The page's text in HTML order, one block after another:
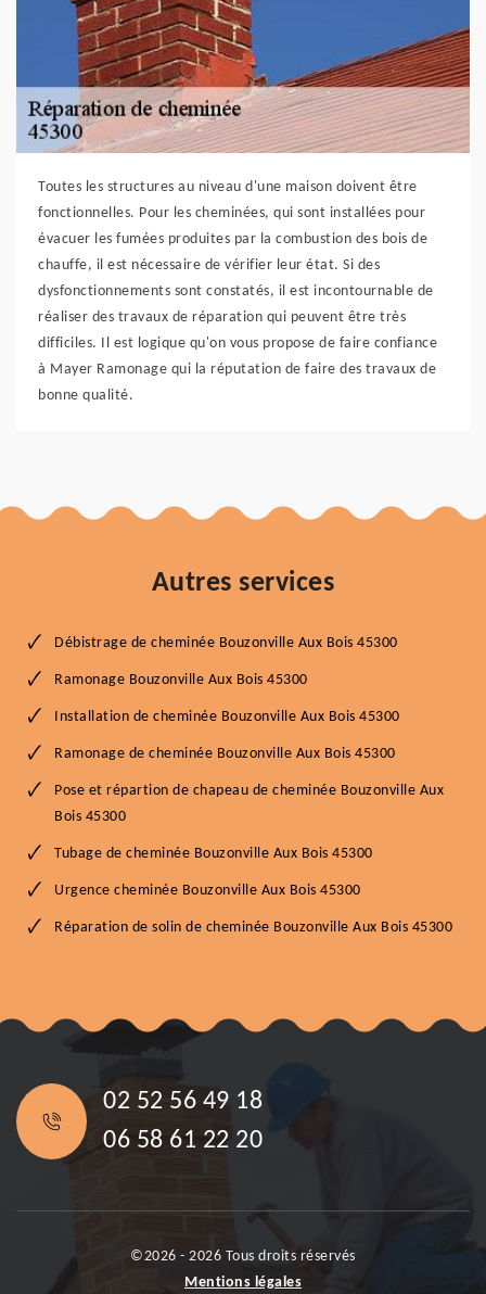
Toutes les structures au niveau d'une maison doivent être
fonctionnelles. Pour les cheminées, qui sont installées pour
évacuer les fumées produites par la combustion des bois de
chauffe, il est nécessaire de vérifier leur état. Si des
dysfonctionnements sont constatés, il est incontournable de
réaliser des travaux de réparation qui peuvent être très
difficiles. Il est logique qu'on vous propose de faire confiance
à Mayer Ramonage qui la réputation de faire des travaux de
bonne qualité.
Autres services
Débistrage de cheminée Bouzonville Aux Bois 45300
Ramonage Bouzonville Aux Bois 45300
Installation de cheminée Bouzonville Aux Bois 45300
Ramonage de cheminée Bouzonville Aux Bois 45300
Pose et répartion de chapeau de cheminée Bouzonville Aux
Bois 45300
Tubage de cheminée Bouzonville Aux Bois 45300
Urgence cheminée Bouzonville Aux Bois 45300
Réparation de solin de cheminée Bouzonville Aux Bois 45300
02 52 56 49 18
06 58 61 22 20
©2026 - 2026 Tous droits réservés
Mentions légales